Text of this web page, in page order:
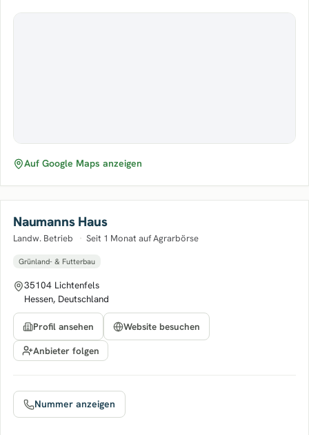
Auf Google Maps anzeigen
Naumanns Haus
Landw. Betrieb · Seit 1 Monat auf Agrarbörse
Grünland- & Futterbau
35104 Lichtenfels
Hessen, Deutschland
Profil ansehen
Website besuchen
Anbieter folgen
Nummer anzeigen